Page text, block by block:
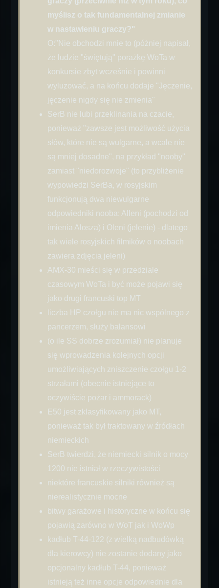
myślisz o tak fundamentalnej zmianie
w nastawieniu graczy?"
O:"Nie obchodzi mnie to (póżniej napisał,
że ludzie "świętują" porażkę WoTa w
konkursie zbyt wcześnie i powinni
wyluzować, a na końcu dodaje "Jęczenie,
jęczenie nigdy się nie zmienia"
SerB nie lubi przeklinania na czacie,
ponieważ "zawsze jest możliwość użycia
słów, które nie są wulgarne, a wcale nie
są mniej dosadne", na przykład "nooby"
zamiast "niedorozwoje" (to przybliżenie
wypowiedzi SerBa, w rosyjskim
funkcjonują dwa niewulgarne
odpowiedniki nooba: Alleni (pochodzi od
imienia Alosza) i Oleni (jelenie) - dlatego
tak wiele rosyjskich filmików o noobach
zawiera zdjęcia jeleni)
AMX-30 mieści się w przedziale
czasowym WoTa i być może pojawi się
jako drugi francuski top MT
liczba HP czołgu nie ma nic wspólnego z
pancerzem, służy balansowi
(o ile SS dobrze zrozumiał) nie planuje
się wprowadzenia kolejnych opcji
umożliwiających zniszczenie czołgu 1-2
strzałami (obecnie istniejące to
oczywiście pożar i ammorack)
E50 jest zklasyfikowany jako MT,
ponieważ tak był traktowany w źródłach
niemieckich
SerB twierdzi, że niemiecki silnik o mocy
1200 nie istniał w rzeczywistości
niektóre francuskie silniki również są
nierealistycznie mocne
bitwy garażowe i historyczne w końcu się
pojawią zarówno w WoT jak i WoWp
kadłub T-44-122 (z wielką nadbudówką
dla kierowcy) nie zostanie dodany jako
opcjonalny kadłub T-44, ponieważ
istnieją też inne opcje odpowiednie dla